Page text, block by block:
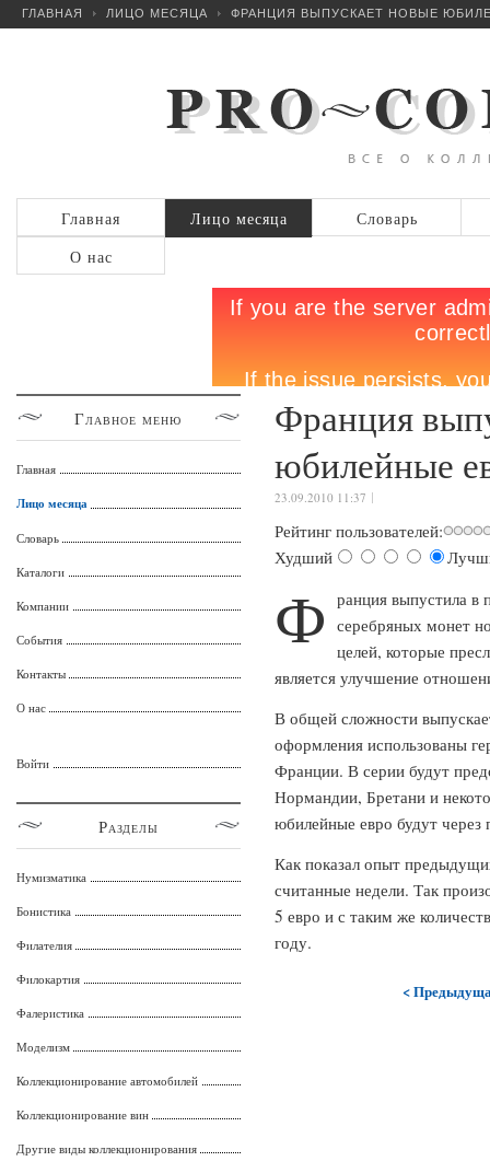
ГЛАВНАЯ ЛИЦО МЕСЯЦА ФРАНЦИЯ ВЫПУСКАЕТ НОВЫЕ
Главная Лицо месяца
Словарь
О нас
Франция
юбилейные
23.09.2010 11:37
Рейтинг пользователей:
Худший
Ф ранция выпустила
серебряных монет
целей, которые
является улучшение
В общей сложности
оформления использованы
Франции. В серии будут
Нормандии, Бретани и
юбилейные евро будут через
Как показал опыт
считанные недели. Так
5 евро и с таким же
году.
<
Главное меню
Главная
Лицо месяца
Словарь
Каталоги
Компании
События
Контакты
О нас
Войти
Разделы
Нумизматика
Бонистика
Филателия
Филокартия
Фалеристика
Моделизм
Коллекционирование автомобилей
Коллекционирование вин
Другие виды коллекционирования